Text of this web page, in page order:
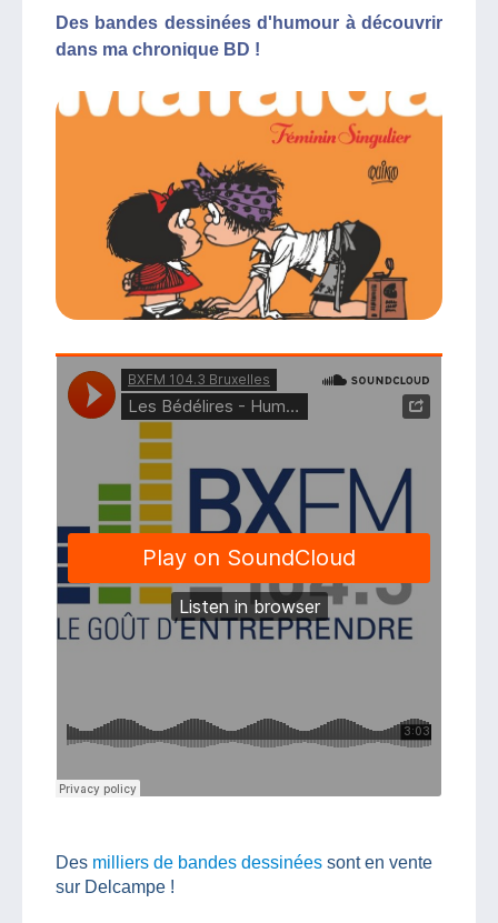
Des bandes dessinées d'humour à découvrir
dans ma chronique BD !
Des milliers de bandes dessinées sont en vente
sur Delcampe !